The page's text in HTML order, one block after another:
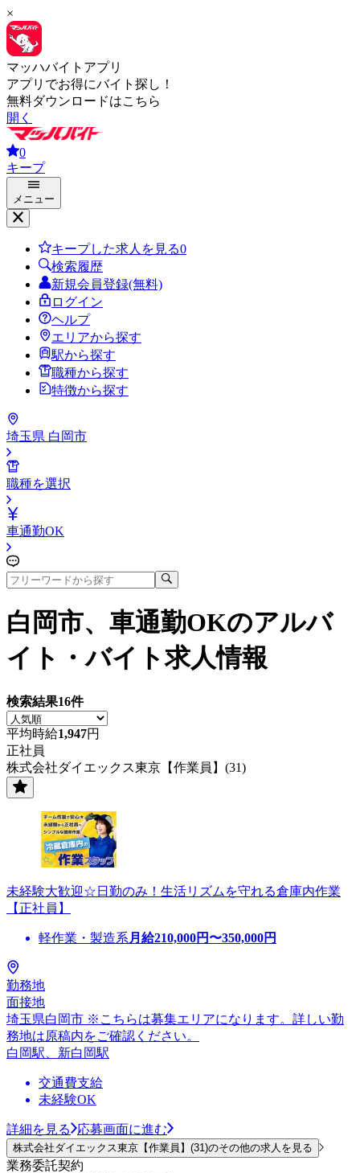
×
マッハバイトアプリ
アプリでお得にバイト探し！
無料ダウンロードはこちら
開く
0
キープ
メニュー
キープした求人を見る0
検索履歴
新規会員登録(無料)
ログイン
ヘルプ
エリアから探す
駅から探す
職種から探す
特徴から探す
埼玉県 白岡市
職種を選択
車通勤OK
白岡市、車通勤OKのアルバ
イト・バイト求人情報
検索結果16件
平均時給1,947円
正社員
株式会社ダイエックス東京【作業員】(31)
未経験大歓迎☆日勤のみ！生活リズムを守れる倉庫内作業
【正社員】
軽作業・製造系 月給210,000円〜350,000円
勤務地
面接地
埼玉県白岡市 ※こちらは募集エリアになります。詳しい勤
務地は原稿内をご確認ください。
白岡駅、新白岡駅
交通費支給
未経験OK
詳細を見る 応募画面に進む
株式会社ダイエックス東京【作業員】(31)のその他の求人を見る
業務委託契約